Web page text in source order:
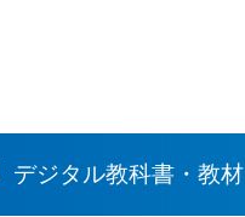
デジタル教科書・教材